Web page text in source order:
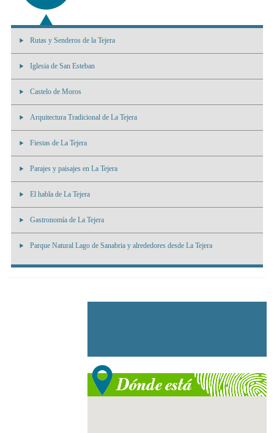
Rutas y Senderos de la Tejera
Iglesia de San Esteban
Castelo de Moros
Arquitectura Tradicional de La Tejera
Fiestas de La Tejera
Parajes y paisajes en La Tejera
El habla de La Tejera
Gastronomía de La Tejera
Parque Natural Lago de Sanabria y alrededores desde La Tejera